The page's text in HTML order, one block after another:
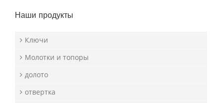
Наши продукты
Ключи
Молотки и топоры
долото
отвертка